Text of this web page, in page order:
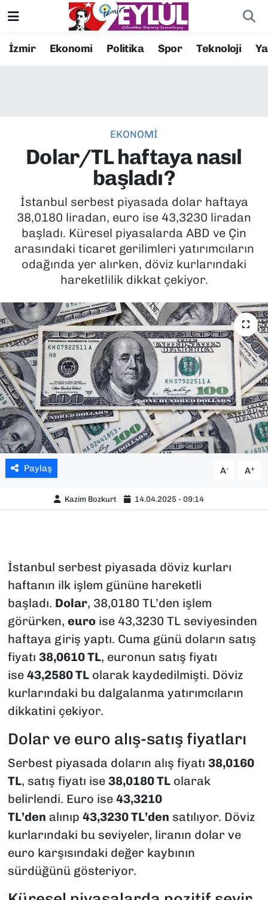
İzmir Ekonomi Politika Spor Teknoloji
EKONOMİ
Dolar/TL haftaya nasıl
başladı?
İstanbul serbest piyasada dolar haftaya
38,0180 liradan, euro ise 43,3230 liradan
başladı. Küresel piyasalarda ABD ve Çin
arasındaki ticaret gerilimleri yatırımcıların
odağında yer alırken, döviz kurlarındaki
hareketlilik dikkat çekiyor.
Paylaş A- A+
Kazim Bozkurt 14.04.2025 - 09:14
İstanbul serbest piyasada döviz kurları
haftanın ilk işlem gününe hareketli
başladı. Dolar, 38,0180 TL’den işlem
görürken, euroise 43,3230 TL seviyesinden
haftaya giriş yaptı. Cuma günü doların satış
fiyatı 38,0610 TL, euronun satış fiyatı
ise 43,2580 TLolarak kaydedilmişti. Döviz
kurlarındaki bu dalgalanma yatırımcıların
dikkatini çekiyor.
Dolar ve euro alış-satış fiyatları
Serbest piyasada doların alış fiyatı 38,0160
TL, satış fiyatı ise 38,0180 TLolarak
belirlendi. Euro ise 43,3210
TL’den alınıp 43,3230 TL’den satılıyor. Döviz
kurlarındaki bu seviyeler, liranın dolar ve
euro karşısındaki değer kaybının
sürdüğünü gösteriyor.
Resmi İlanlar
EKONOMİ
KÜLTÜR SANAT
MAGAZİN
POLİTİKA
SPOR
TEKNOLOJİ
YAŞAM
YEREL YÖNETİMLER
Konak Nöbetçi Eczaneler
Süper Lig Puan Durumu ve Fikstür
Tüm Manşetler
Son Dakika Haberleri
Haber Arşivi